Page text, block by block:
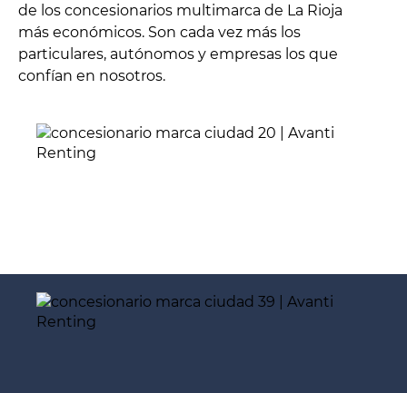
de los concesionarios multimarca de La Rioja
más económicos. Son cada vez más los
particulares, autónomos y empresas los que
confían en nosotros.